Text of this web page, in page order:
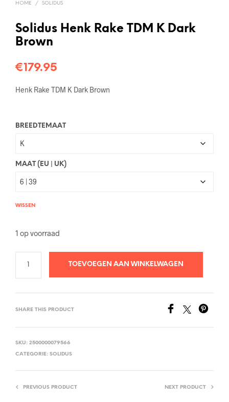
HOME / SOLIDUS
Solidus Henk Rake TDM K Dark
Brown
€179.95
Henk Rake TDM K Dark Brown
BREEDTEMAAT
MAAT (EU | UK)
WISSEN
1 op voorraad
TOEVOEGEN AAN WINKELWAGEN
SHARE THIS PRODUCT
SKU: 2500000079566
CATEGORIE: SOLIDUS
PREVIOUS PRODUCT NEXT PRODUCT